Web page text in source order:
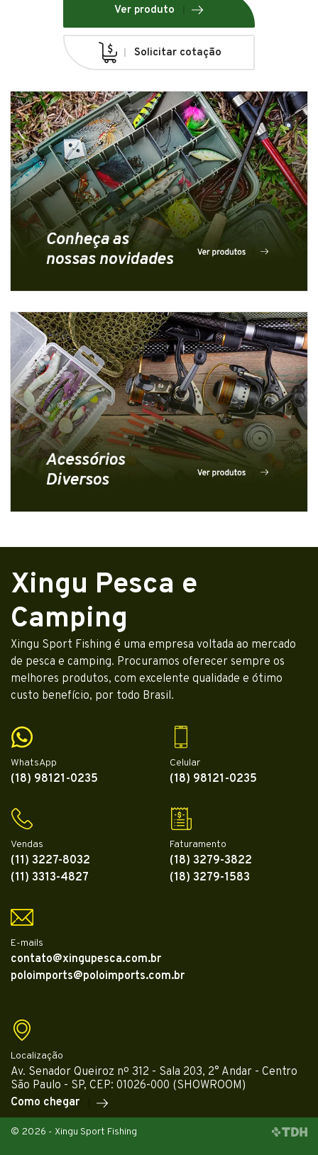
Ver produto
Solicitar cotação
Xingu Pesca e
Camping
Xingu Sport Fishing é uma empresa voltada ao mercado
de pesca e camping. Procuramos oferecer sempre os
melhores produtos, com excelente qualidade e ótimo
custo benefício, por todo Brasil.
WhatsApp
(18) 98121-0235
Celular
(18) 98121-0235
Vendas
(11) 3227-8032
(11) 3313-4827
Faturamento
(18) 3279-3822
(18) 3279-1583
E-mails
contato@xingupesca.com.br
poloimports@poloimports.com.br
Localização
Av. Senador Queiroz nº 312 - Sala 203, 2° Andar - Centro
São Paulo - SP, CEP: 01026-000 (SHOWROOM)
Como chegar
© 2026 - Xingu Sport Fishing